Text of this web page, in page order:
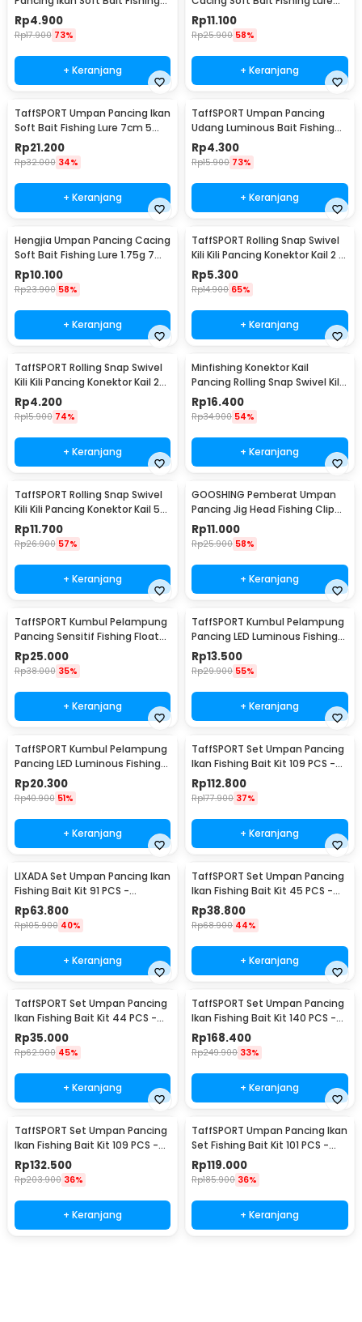
Lure 7cm 10PCS - L72
Rp4.900
Rp17.900 73%
+ Keranjang
1.75g 7 PCS
Rp11.100
Rp25.900 58%
+ Keranjang
TaffSPORT Umpan Pancing Ikan
Soft Bait Fishing Lure 7cm 5
PCS - TY-BA58
Rp21.200
Rp32.000 34%
+ Keranjang
TaffSPORT Umpan Pancing
Udang Luminous Bait Fishing
Lure 8cm
Rp4.300
Rp15.900 73%
+ Keranjang
Hengjia Umpan Pancing Cacing
Soft Bait Fishing Lure 1.75g 7
PCS
Rp10.100
Rp23.900 58%
+ Keranjang
TaffSPORT Rolling Snap Swivel
Kili Kili Pancing Konektor Kail 2 8
PCS - S20
Rp5.300
Rp14.900 65%
+ Keranjang
TaffSPORT Rolling Snap Swivel
Kili Kili Pancing Konektor Kail 2
10 PCS - S20
Rp4.200
Rp15.900 74%
+ Keranjang
Minfishing Konektor Kail
Pancing Rolling Snap Swivel Kili
100 PCS 6# - YH12
Rp16.400
Rp34.900 54%
+ Keranjang
TaffSPORT Rolling Snap Swivel
Kili Kili Pancing Konektor Kail 50
PCS Size 12 - MRH10
Rp11.700
Rp26.900 57%
+ Keranjang
GOOSHING Pemberat Umpan
Pancing Jig Head Fishing Clip
0.2-2g 106 PCS
Rp11.000
Rp25.900 58%
+ Keranjang
TaffSPORT Kumbul Pelampung
Pancing Sensitif Fishing Float
10 PCS - P016
Rp25.000
Rp38.000 35%
+ Keranjang
TaffSPORT Kumbul Pelampung
Pancing LED Luminous Fishing
Float 1 PCS - YD03
Rp13.500
Rp29.900 55%
+ Keranjang
TaffSPORT Kumbul Pelampung
Pancing LED Luminous Fishing
Float 1 PCS - DS-10
Rp20.300
Rp40.900 51%
+ Keranjang
TaffSPORT Set Umpan Pancing
Ikan Fishing Bait Kit 109 PCS -
DWS250-A
Rp112.800
Rp177.900 37%
+ Keranjang
LIXADA Set Umpan Pancing Ikan
Fishing Bait Kit 91 PCS -
DWS250-B
Rp63.800
Rp105.900 40%
+ Keranjang
TaffSPORT Set Umpan Pancing
Ikan Fishing Bait Kit 45 PCS -
DWS250-C
Rp38.800
Rp68.900 44%
+ Keranjang
TaffSPORT Set Umpan Pancing
Ikan Fishing Bait Kit 44 PCS -
DWS250-D
Rp35.000
Rp62.900 45%
+ Keranjang
TaffSPORT Set Umpan Pancing
Ikan Fishing Bait Kit 140 PCS -
DWS250-E
Rp168.400
Rp249.900 33%
+ Keranjang
TaffSPORT Set Umpan Pancing
Ikan Fishing Bait Kit 109 PCS -
DWS250-G
Rp132.500
Rp203.900 36%
+ Keranjang
TaffSPORT Umpan Pancing Ikan
Set Fishing Bait Kit 101 PCS -
DWS250-H
Rp119.000
Rp185.900 36%
+ Keranjang